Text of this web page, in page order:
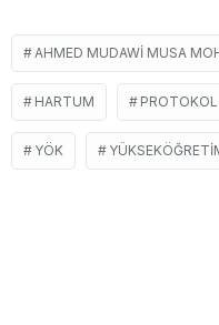
AHMED MUDAWI MUSA
HARTUM PROTOKOL
YÖK